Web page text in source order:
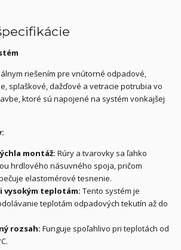
riešením pre vnútorné odpadové,
splaškové, dažďové a vetracie potrubia vo
ktoré sú napojené na systém vonkajšej
montáž: Rúry a tvarovky sa ľahko
hrdlového násuvného spoja, pričom
elastomérové tesnenie.
vysokým teplotám: Tento systém je
teplotám odpadových tekutín až do
rozsah: Funguje spoľahlivo pri teplotách od